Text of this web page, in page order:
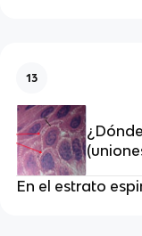
13
En el estrato